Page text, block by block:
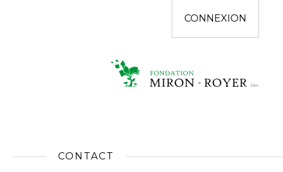
CONNEXION
CONTACT